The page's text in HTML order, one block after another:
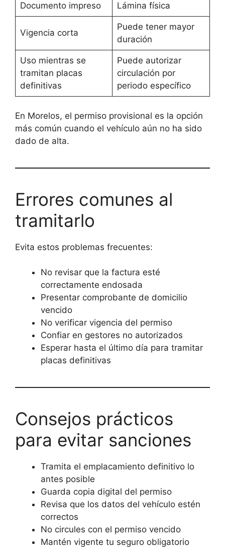
Documento impreso Lámina física
Vigencia corta
Puede tener mayor
duración
Uso mientras se
tramitan placas
definitivas
Puede autorizar
circulación por
periodo específico
En Morelos, el permiso provisional es la opción
más común cuando el vehículo aún no ha sido
dado de alta.
Errores comunes al
tramitarlo
Evita estos problemas frecuentes:
No revisar que la factura esté
correctamente endosada
Presentar comprobante de domicilio
vencido
No verificar vigencia del permiso
Confiar en gestores no autorizados
Esperar hasta el último día para tramitar
placas definitivas
Consejos prácticos
para evitar sanciones
Tramita el emplacamiento definitivo lo
antes posible
Guarda copia digital del permiso
Revisa que los datos del vehículo estén
correctos
No circules con el permiso vencido
Mantén vigente tu seguro obligatorio